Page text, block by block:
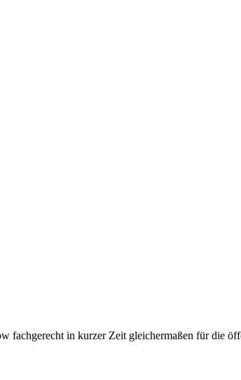
fachgerecht in kurzer Zeit gleichermaßen für die